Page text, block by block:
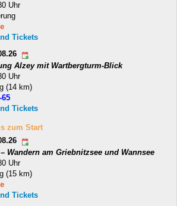
Uhr
Tickets
Alzey mit Wartbergturm-Blick
Uhr
(14 km)
65
Tickets
zum Start
Wandern am Griebnitzsee und Wannsee
Uhr
(15 km)
Tickets